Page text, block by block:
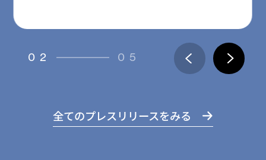
03 05
全てのプレスリリースをみる